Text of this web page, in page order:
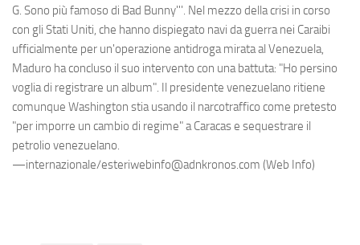
G. Sono più famoso di Bad Bunny'''. Nel mezzo della crisi in corso
con gli Stati Uniti, che hanno dispiegato navi da guerra nei Caraibi
ufficialmente per un'operazione antidroga mirata al Venezuela,
Maduro ha concluso il suo intervento con una battuta: "Ho persino
voglia di registrare un album". Il presidente venezuelano ritiene
comunque Washington stia usando il narcotraffico come pretesto
"per imporre un cambio di regime" a Caracas e sequestrare il
petrolio venezuelano.
—internazionale/esteriwebinfo@adnkronos.com (Web Info)